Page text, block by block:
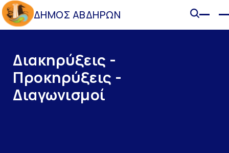
ΔΗΜΟΣ ΑΒΔΗΡΩΝ
Διακηρύξεις -
Προκηρύξεις -
Διαγωνισμοί